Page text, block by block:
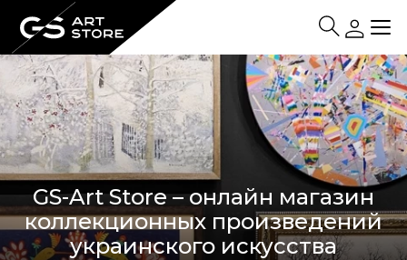
GS-Art Store – онлайн магазин
коллекционных произведений
украинского искусства